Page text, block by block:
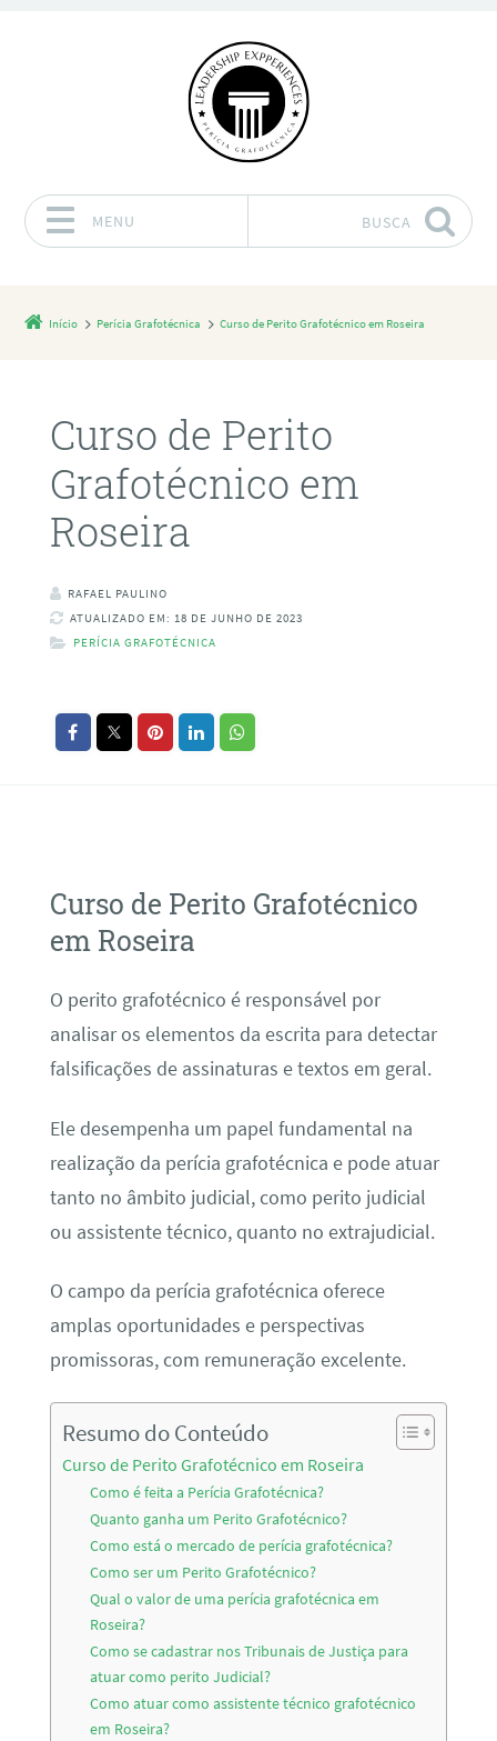
MENU BUSCA
Início Perícia Grafotécnica Curso de Perito Grafotécnico em Roseira
Curso de Perito
Grafotécnico em
Roseira
RAFAEL PAULINO
ATUALIZADO EM: 18 DE JUNHO DE 2023
PERÍCIA GRAFOTÉCNICA
Curso de Perito Grafotécnico
em Roseira
O perito grafotécnico é responsável por
analisar os elementos da escrita para detectar
falsificações de assinaturas e textos em geral.
Ele desempenha um papel fundamental na
realização da perícia grafotécnica e pode atuar
tanto no âmbito judicial, como perito judicial
ou assistente técnico, quanto no extrajudicial.
O campo da perícia grafotécnica oferece
amplas oportunidades e perspectivas
promissoras, com remuneração excelente.
Resumo do Conteúdo
Curso de Perito Grafotécnico em Roseira
Como é feita a Perícia Grafotécnica?
Quanto ganha um Perito Grafotécnico?
Como está o mercado de perícia grafotécnica?
Como ser um Perito Grafotécnico?
Qual o valor de uma perícia grafotécnica em
Roseira?
Como se cadastrar nos Tribunais de Justiça para
atuar como perito Judicial?
Como atuar como assistente técnico grafotécnico
em Roseira?